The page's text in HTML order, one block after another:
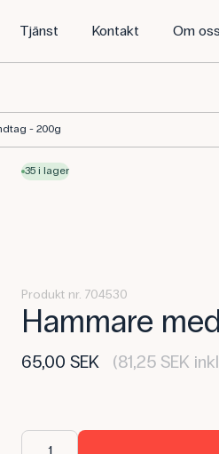
Tjänst Kontakt Om oss
- 200g
35 i lager
Produkt nr. 704530
Hammare
65,00 SEK (81,25 SEK